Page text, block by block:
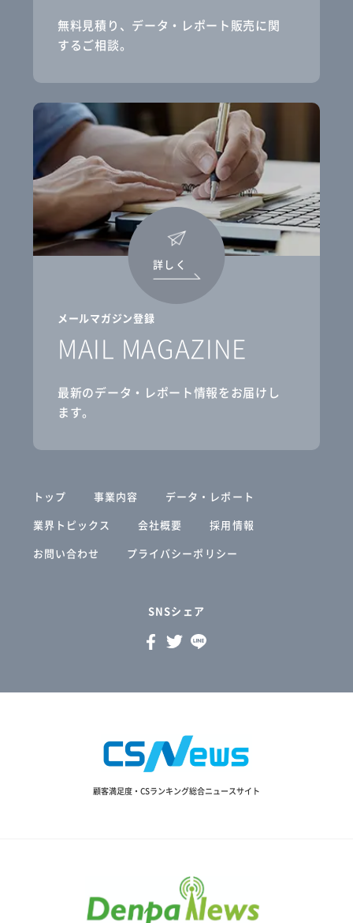
無料見積り、データ・レポート販売に関
するご相談。
メールマガジン登録
MAIL MAGAZINE
最新のデータ・レポート情報をお届けし
ます。
詳しく
トップ 事業内容
データ・レポート
業界トピックス
会社概要
採用情報
お問い合わせ
プライバシーポリシー
SNSシェア
顧客満足度・CSランキング総合ニュースサイト